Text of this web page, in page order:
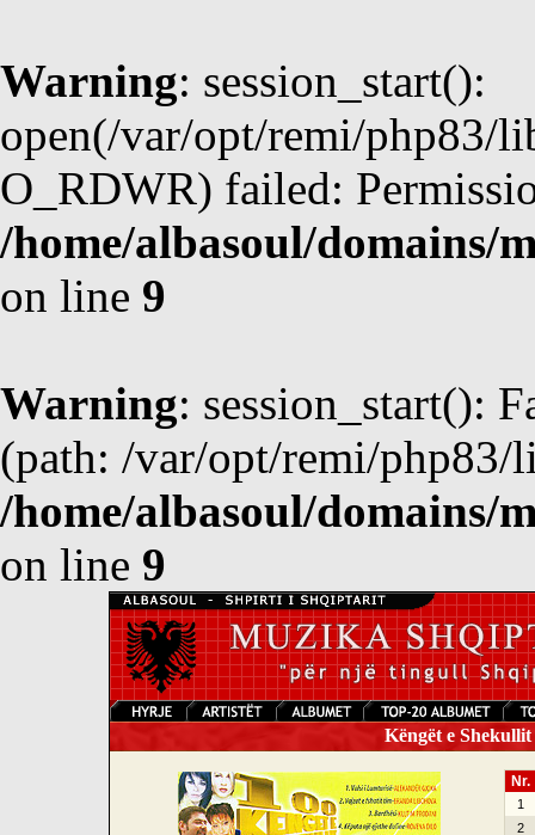
Warning: session_start():
open(/var/opt/remi/php83/
O_RDWR) failed:
/home/albasoul/domains/
on line 9
Warning: session_start():
(path: /var/opt/remi/php83/
/home/albasoul/domains/
on line 9
Këngët e
Nr.
1
2